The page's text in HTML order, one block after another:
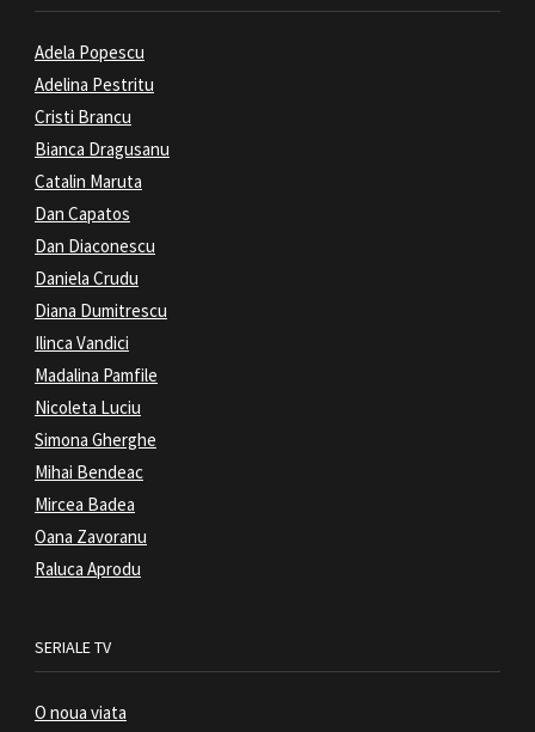
Adela Popescu
Adelina Pestritu
Cristi Brancu
Bianca Dragusanu
Catalin Maruta
Dan Capatos
Dan Diaconescu
Daniela Crudu
Diana Dumitrescu
Ilinca Vandici
Madalina Pamfile
Nicoleta Luciu
Simona Gherghe
Mihai Bendeac
Mircea Badea
Oana Zavoranu
Raluca Aprodu
SERIALE TV
O noua viata